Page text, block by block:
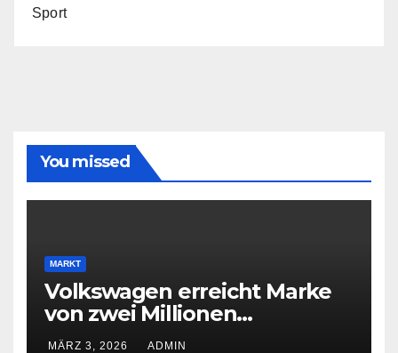
Sport
You missed
MARKT
Volkswagen erreicht Marke
von zwei Millionen
Elektroautos
MÄRZ 3, 2026 ADMIN